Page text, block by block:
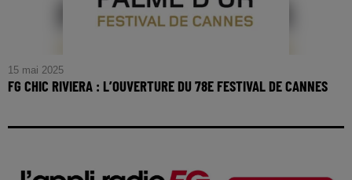
15 mai 2025
FG CHIC RIVIERA : L’OUVERTURE DU 78E FESTIVAL DE CANNES